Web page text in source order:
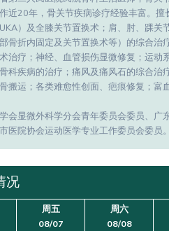
近20年，骨关节疾病诊疗经验丰富。
）及全膝关节置换术；肩、肘、踝
骨折内固定及关节置换术等）的综合
治疗；神经、血管损伤显微修复；运
科疾病的治疗；痛风及痛风石的综合
搬运；各类难愈性创面、疤痕修复；富
会显微外科学分会青年委员会委员、
医院协会运动医学专业工作委员会委员
况
周五
08/07
周六
08/08